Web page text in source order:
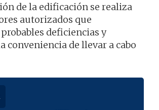
de la edificación se realiza
autorizados que
deficiencias y
conveniencia de llevar a cabo